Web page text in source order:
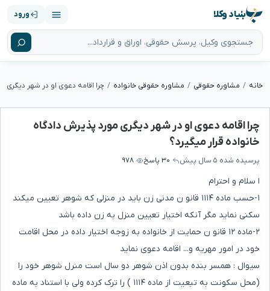
بنیاد وکلا ورود
خانه مشاوره حقوقی مشاوره حقوقی خانواده
چرا اقامه دعوی او در شهر دیگری مورد پذیرش دادگاه
خانواده قرار میگیرد؟
پرسیده شده ۵ سال پیش ۳۰ پاسخ ۹۷۸
ا سلام و احترام
۱-حسب ماده ۱۱۱۴ قانو ن مدنی زن باید در منزلی که شوهر تعیین میکند
سکنی نماید مگر آنکه اختیار تعیین منزل به زن داده باشد
۲-ماده ۱۲ قانو ن حمایت از خانواده به زوجه اختیار داده در محل اقامت
خود در امور مهریه و... اقامه دعوی نماید
سیوال : همسر بنده بدون اذن شوهر دو سال است منرل شوهر خود را
(محل سکونت به تبعیت از ماده ۱۱۱۴ ) را ترک کرده ولی با استناد به ماده